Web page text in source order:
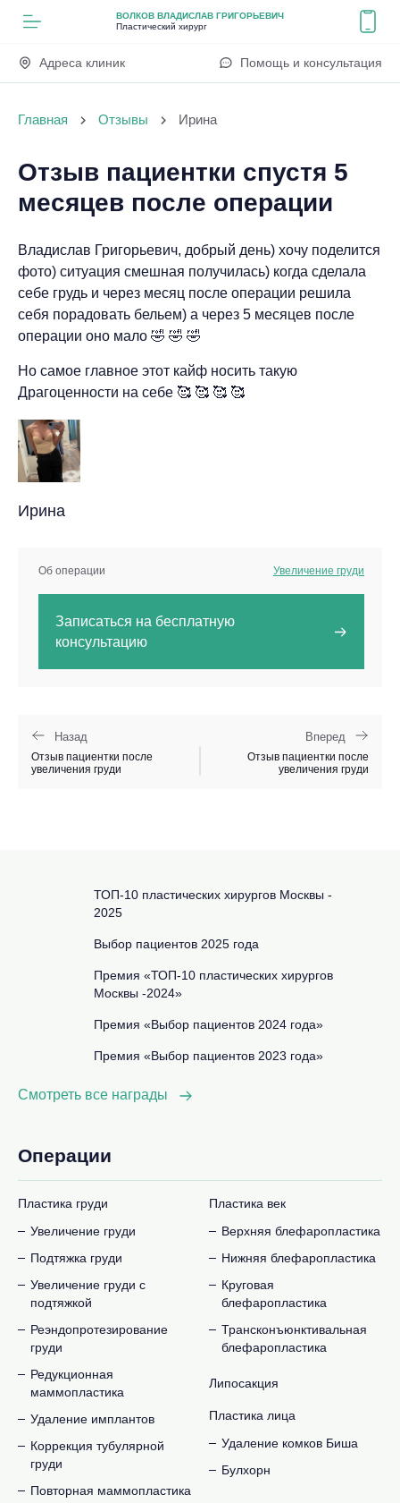
ВОЛКОВ ВЛАДИСЛАВ ГРИГОРЬЕВИЧ
Пластический хирург
Адреса клиник Помощь и консультация
Главная Отзывы Ирина
Отзыв пациентки спустя 5
месяцев после операции
Владислав Григорьевич, добрый день) хочу поделится
фото) ситуация смешная получилась) когда сделала
себе грудь и через месяц после операции решила
себя порадовать бельем) а через 5 месяцев после
операции оно мало 🤣 🤣 🤣
Но самое главное этот кайф носить такую
Драгоценности на себе 🥰 🥰 🥰 🥰
Ирина
Об операции Увеличение груди
Записаться на бесплатную
консультацию
Назад
Отзыв пациентки после
увеличения груди
Вперед
Отзыв пациентки после
увеличения груди
ТОП-10 пластических хирургов Москвы -
2025
Выбор пациентов 2025 года
Премия «ТОП-10 пластических хирургов
Москвы -2024»
Премия «Выбор пациентов 2024 года»
Премия «Выбор пациентов 2023 года»
Смотреть все награды
Операции
Пластика груди
Увеличение груди
Подтяжка груди
Увеличение груди с
подтяжкой
Реэндопротезирование
груди
Редукционная
маммопластика
Удаление имплантов
Коррекция тубулярной
груди
Повторная маммопластика
Пластика век
Верхняя блефаропластика
Нижняя блефаропластика
Круговая
блефаропластика
Трансконъюнктивальная
блефаропластика
Липосакция
Пластика лица
Удаление комков Биша
Булхорн